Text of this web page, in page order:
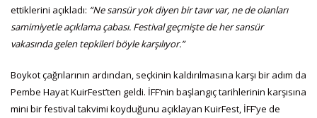
ettiklerini açıkladı: “Ne sansür yok diyen bir tavır var, ne de olanları
samimiyetle açıklama çabası. Festival geçmişte de her sansür
vakasında gelen tepkileri böyle karşılıyor.”
Boykot çağrılarının ardından, seçkinin kaldırılmasına karşı bir adım da
Pembe Hayat KuirFest’ten geldi. İFF’nin başlangıç tarihlerinin karşısına
mini bir festival takvimi koyduğunu açıklayan KuirFest, İFF’ye de